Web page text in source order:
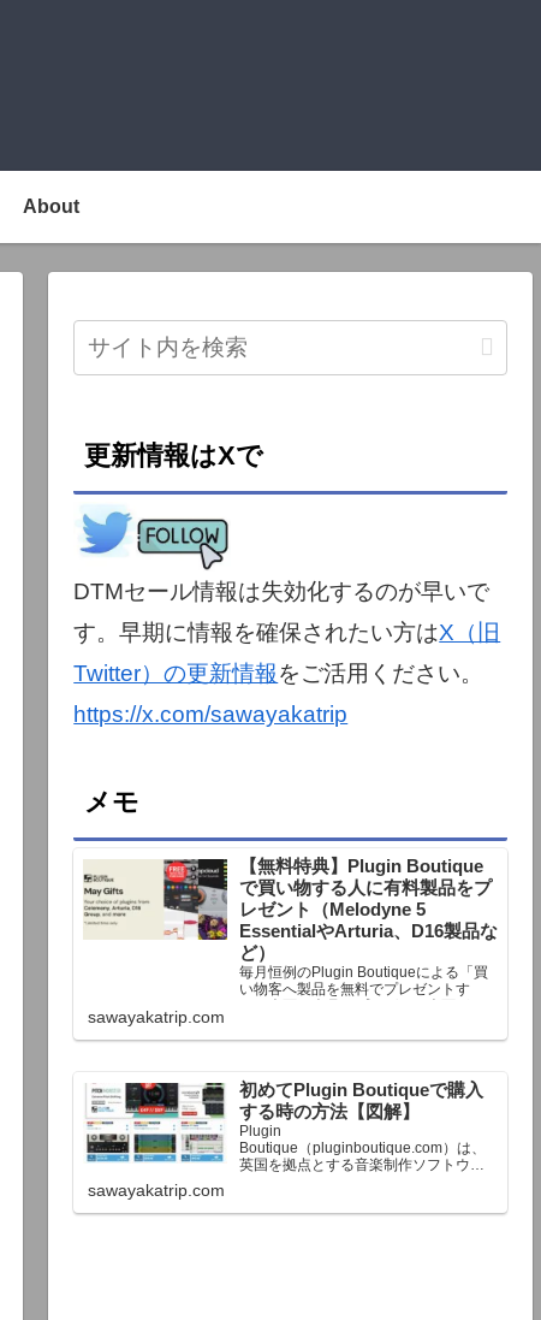
About
更新情報はXで
DTMセール情報は失効化するのが早いで
す。早期に情報を確保されたい方はX（旧
Twitter）の更新情報をご活用ください。
https://x.com/sawayakatrip
メモ
【無料特典】Plugin Boutique
で買い物する人に有料製品をプ
レゼント（Melodyne 5
EssentialやArturia、D16製品な
ど）
毎月恒例のPlugin Boutiqueによる「買
い物客へ製品を無料でプレゼントす
る」企画。今月もプレゼント企画が用
定額以上のお金を出して何かを購入す
終了予定日：日本時間：6/1（月…
sawayakatrip.com
初めてPlugin Boutiqueで購入
する時の方法【図解】
Plugin
Boutique（pluginboutique.com）は、
英国を拠点とする音楽制作ソフトウェ
で、世界中のミュージシャンに利用さ
sawayakatrip.com